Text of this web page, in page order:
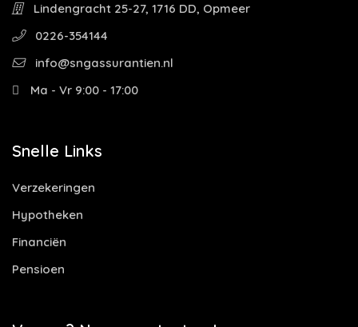
Lindengracht 25-27, 1716 DD, Opmeer
0226-354144
info@sngassurantien.nl
Ma - Vr 9:00 - 17:00
Snelle Links
Verzekeringen
Hypotheken
Financiën
Pensioen